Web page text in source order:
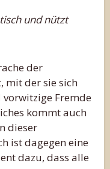
und nützt
der
mit der sie sich
Fremde
kommt auch
dieser
ist dagegen eine
dazu, dass alle